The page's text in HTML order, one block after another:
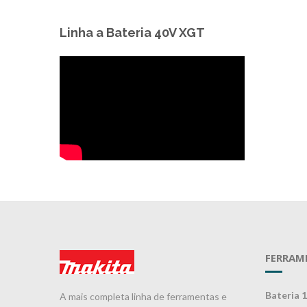
Linha a Bateria 40V XGT
A mais completa linha de ferramentas e
Bateria